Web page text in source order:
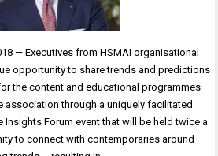
— Executives from HSMAI organisational
opportunity to share trends and predictions
the content and educational programmes
association through a uniquely facilitated
Insights Forum event that will be held twice a
to connect with contemporaries around